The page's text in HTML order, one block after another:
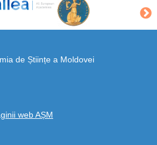
de Științe a Moldovei
web AȘM